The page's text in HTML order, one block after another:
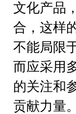
文化产品
合，这样
不能局限
而应采用
的关注和
贡献力量